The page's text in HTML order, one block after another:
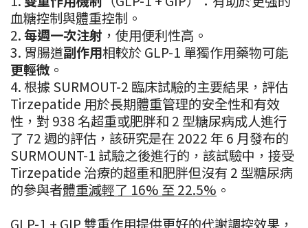
血糖控制與體重控制。
2.每週一次注射 ，使用便利性高。
3. 胃腸道副作用相較於 GLP-1 單獨作用藥物可能
更輕微 。
4. 根據 SURMOUT-2 臨床試驗的主要結果，評估
Tirzepatide 用於長期體重管理的安全性和有效
性，對 938 名超重或肥胖和 2 型糖尿病成人進行
了 72 週的評估，該研究是在 2022 年 6 月發布的
SURMOUNT-1 試驗之後進行的，該試驗中，接受
Tirzepatide 治療的超重和肥胖但沒有 2 型糖尿病
的參與者體重減輕了 16% 至 22.5% 。
GLP-1 + GIP 雙重作用提供更好的代謝調控效果，